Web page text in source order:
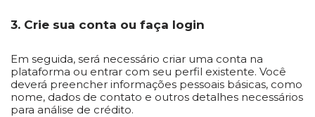
3. Crie sua conta ou faça login
Em seguida, será necessário criar uma conta na
plataforma ou entrar com seu perfil existente. Você
deverá preencher informações pessoais básicas, como
nome, dados de contato e outros detalhes necessários
para análise de crédito.